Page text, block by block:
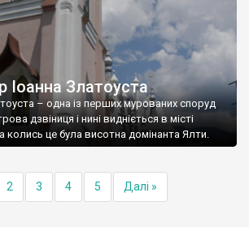
Іоанна Златоуста
– одна із перших мурованих споруд
дзвіниця і нині видніється в місті
колись це була висотна домінанта Ялти.
2 3 4 5 Далі »